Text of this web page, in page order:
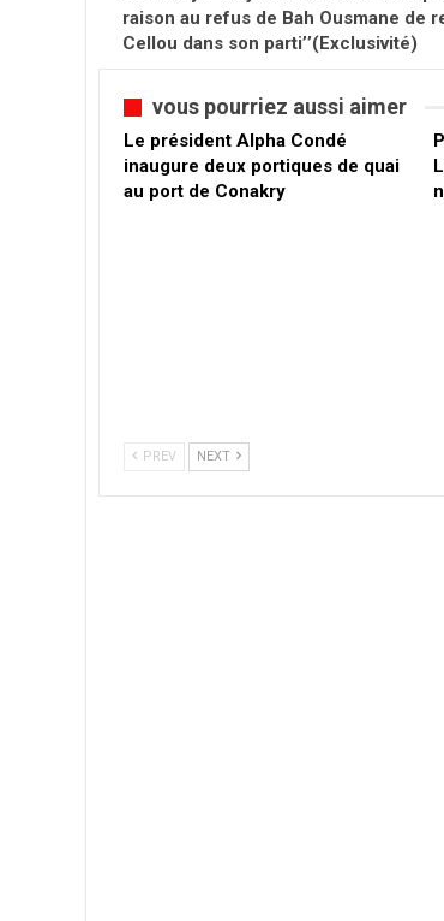
raison au refus de Bah Ousmane de
Cellou dans son parti’’(Exclusivité)
vous pourriez aussi aimer
Le président Alpha Condé
inaugure deux portiques de quai
au port de Conakry
PREV NEXT